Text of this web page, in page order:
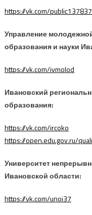
https://vk.com/
Управление
образования и науки
https://vk.com/ivmolod
Ивановский
образования:
https://vk.com/ircoko
https://open.edu.gov.ru/
Университет
Ивановской области:
https://vk.com/unoi37